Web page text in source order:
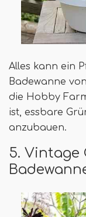
Alles kann ein
Badewanne
die Hobby
ist, essbare
anzubauen.
5. Vintage